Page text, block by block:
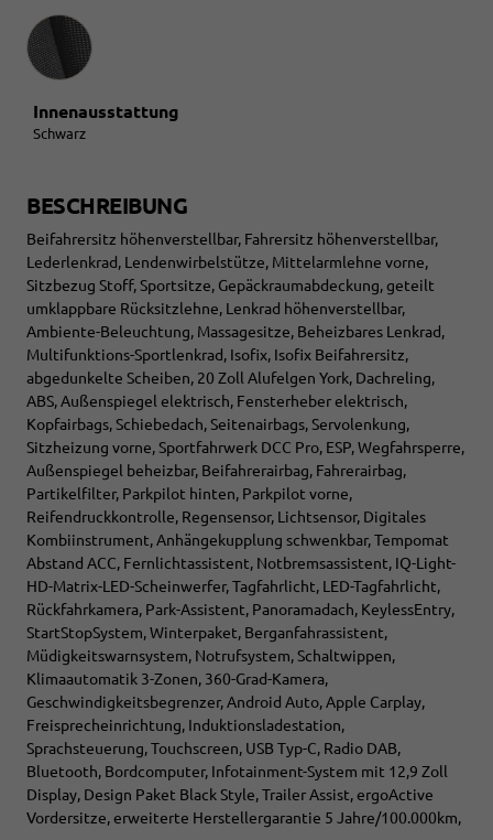
Innenausstattung
Innenausstattung
Schwarz
BESCHREIBUNG
Beifahrersitz höhenverstellbar, Fahrersitz höhenverstellbar,
Lederlenkrad, Lendenwirbelstütze, Mittelarmlehne vorne,
Sitzbezug Stoff, Sportsitze, Gepäckraumabdeckung, geteilt
umklappbare Rücksitzlehne, Lenkrad höhenverstellbar,
Ambiente-Beleuchtung, Massagesitze, Beheizbares Lenkrad,
Multifunktions-Sportlenkrad, Isofix, Isofix Beifahrersitz,
abgedunkelte Scheiben, 20 Zoll Alufelgen York, Dachreling,
ABS, Außenspiegel elektrisch, Fensterheber elektrisch,
Kopfairbags, Schiebedach, Seitenairbags, Servolenkung,
Sitzheizung vorne, Sportfahrwerk DCC Pro, ESP, Wegfahrsperre,
Außenspiegel beheizbar, Beifahrerairbag, Fahrerairbag,
Partikelfilter, Parkpilot hinten, Parkpilot vorne,
Reifendruckkontrolle, Regensensor, Lichtsensor, Digitales
Kombiinstrument, Anhängekupplung schwenkbar, Tempomat
Abstand ACC, Fernlichtassistent, Notbremsassistent, IQ-Light-
HD-Matrix-LED-Scheinwerfer, Tagfahrlicht, LED-Tagfahrlicht,
Rückfahrkamera, Park-Assistent, Panoramadach, KeylessEntry,
StartStopSystem, Winterpaket, Berganfahrassistent,
Müdigkeitswarnsystem, Notrufsystem, Schaltwippen,
Klimaautomatik 3-Zonen, 360-Grad-Kamera,
Geschwindigkeitsbegrenzer, Android Auto, Apple Carplay,
Freisprecheinrichtung, Induktionsladestation,
Sprachsteuerung, Touchscreen, USB Typ-C, Radio DAB,
Bluetooth, Bordcomputer, Infotainment-System mit 12,9 Zoll
Display, Design Paket Black Style, Trailer Assist, ergoActive
Vordersitze, erweiterte Herstellergarantie 5 Jahre/100.000km,